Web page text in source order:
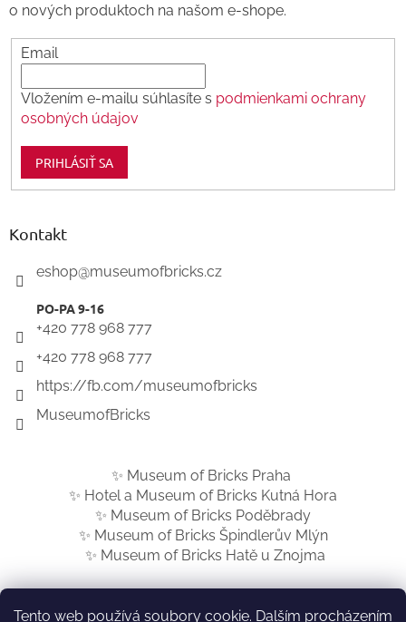
Tento web používá soubory cookie. Dalším procházením
o nových produktoch na našom e-shope.
Email
Vložením e-mailu súhlasíte s podmienkami ochrany
osobných údajov
PRIHLÁSIŤ SA
Kontakt
eshop@museumofbricks.cz
+420 778 968 777
+420 778 968 777
https://fb.com/museumofbricks
MuseumofBricks
✨ Museum of Bricks Praha
✨ Hotel a Museum of Bricks Kutná Hora
✨ Museum of Bricks Poděbrady
✨ Museum of Bricks Špindlerův Mlýn
✨ Museum of Bricks Hatě u Znojma